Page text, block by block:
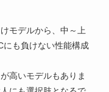
モデルから、中～上
にも負けない性能構成
高いモデルもありま